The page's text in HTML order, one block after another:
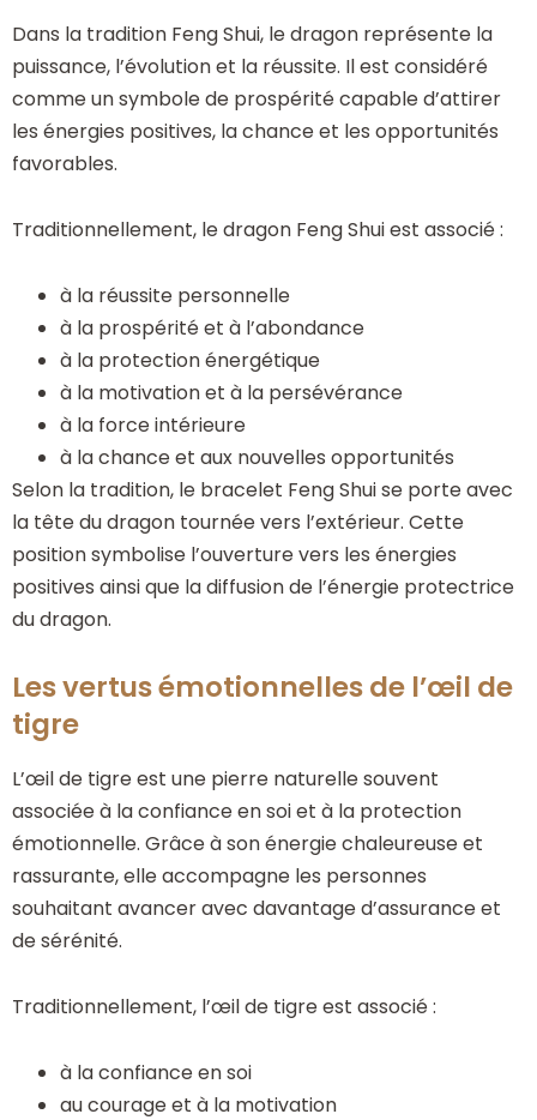
Dans la tradition Feng Shui, le dragon représente la
puissance, l’évolution et la réussite. Il est considéré
comme un symbole de prospérité capable d’attirer
les énergies positives, la chance et les opportunités
favorables.
Traditionnellement, le dragon Feng Shui est associé :
à la réussite personnelle
à la prospérité et à l’abondance
à la protection énergétique
à la motivation et à la persévérance
à la force intérieure
à la chance et aux nouvelles opportunités
Selon la tradition, le bracelet Feng Shui se porte avec
la tête du dragon tournée vers l’extérieur. Cette
position symbolise l’ouverture vers les énergies
positives ainsi que la diffusion de l’énergie protectrice
du dragon.
Les vertus émotionnelles de l’œil de
tigre
L’œil de tigre est une pierre naturelle souvent
associée à la confiance en soi et à la protection
émotionnelle. Grâce à son énergie chaleureuse et
rassurante, elle accompagne les personnes
souhaitant avancer avec davantage d’assurance et
de sérénité.
Traditionnellement, l’œil de tigre est associé :
à la confiance en soi
au courage et à la motivation